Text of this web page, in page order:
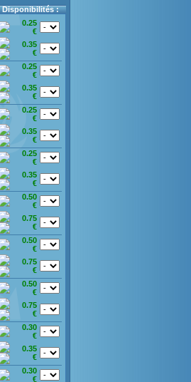
Disponibilités :
0.25
€
0.35
€
0.25
€
0.35
€
0.25
€
0.35
€
0.25
€
0.35
€
0.50
€
0.75
€
0.50
€
0.75
€
0.50
€
0.75
€
0.30
€
0.35
€
0.30
€